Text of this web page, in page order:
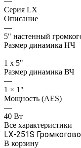
Серия LX
Описание
—
5" настенный
Размер динамика НЧ
—
1 х 5"
Размер динамика ВЧ
—
1 × 1"
Мощность (AES)
—
40 Вт
Все характеристики
LX-251S
В корзину